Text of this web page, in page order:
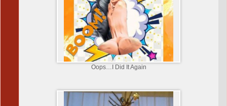
Oops…I Did It Again